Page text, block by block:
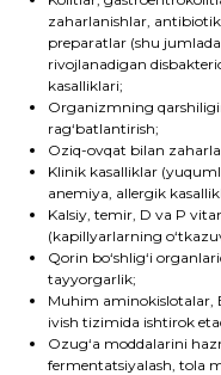
zaharlanishlar,
preparatlar (shu
rivojlanadigan
kasalliklari;
Organizmning
rag‘batlantirish;
Oziq-ovqat bilan
Klinik kasalliklar
anemiya, allergik
Kalsiy, temir, D va P
(kapillyarlarning
Qorin bo‘shlig‘i
tayyorgarlik;
Muhim aminokislotalar,
ivish tizimida ishtirok
Ozug‘a moddalarini
fermentatsiyalash, tola